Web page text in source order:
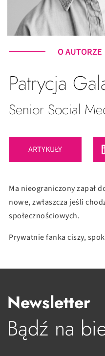
O AUTORZE
Patrycja
Senior Social
ARTYKUŁY
Ma nieograniczony zapał
nowe, zwłaszcza jeśli
społecznościowych.
Prywatnie fanka ciszy,
Newsletter
Bądź na